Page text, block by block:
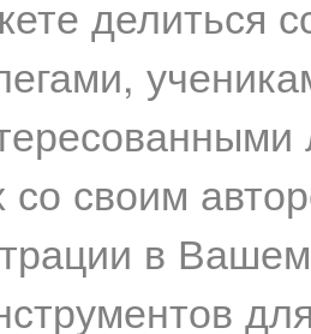
делиться
со своим
в